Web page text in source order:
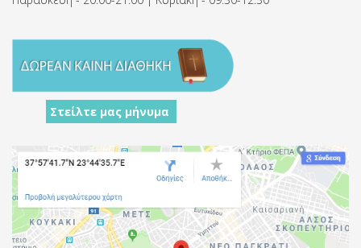
Στείλτε μας μήνυμα